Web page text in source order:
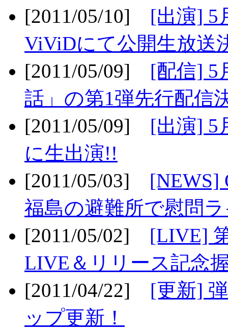
[2011/05/10] [出演] 5
ViViDにて公開生放送
[2011/05/09] [配信] 5
話」の第1弾先行配信
[2011/05/09] [出演] 5
に生出演!!
[2011/05/03] [NEWS]
福島の避難所で慰問
[2011/05/02] [LIVE]
LIVE＆リリース記念
[2011/04/22] [更新]
ップ更新！